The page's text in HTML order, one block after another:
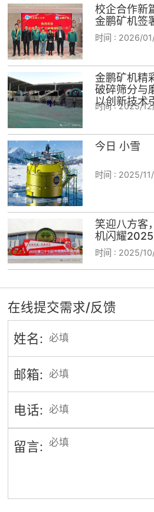
校企合作新
金鹏矿机签
时间 : 2026/
金鹏矿机精
破碎筛分与
以创新技术
时间 :2025/
今日 小雪
时间 : 2025/
笑迎八方
机闪耀
时间 : 2025/
在线提交需求/反馈
姓名:
邮箱:
电话:
留言: